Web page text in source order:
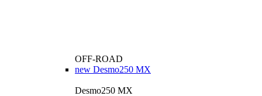
OFF-ROAD
new Desmo250 MX
Desmo250 MX